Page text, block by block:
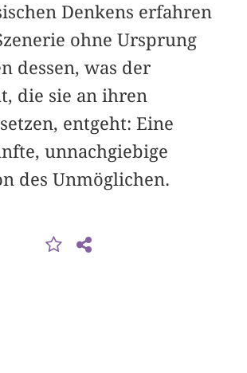
Denkens erfahren
ohne Ursprung
dessen, was der
die sie an ihren
entgeht: Eine
unnachgiebige
des Unmöglichen.